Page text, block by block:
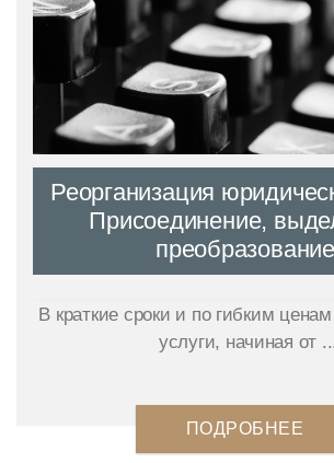
Реорганизация
Присоединение,
преобразование
В краткие сроки и по гибким
услуги, начиная от ...
ПОДРОБНЕЕ